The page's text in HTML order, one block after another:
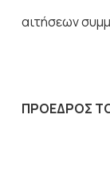
αιτήσεων
ΠΡΟΕΔΡΟΣ